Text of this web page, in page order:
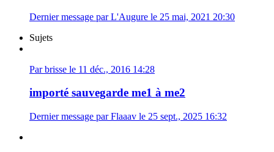
Dernier message par L'Augure le 25 mai, 2021 20:30
Sujets
Par brisse le 11 déc., 2016 14:28
importé sauvegarde me1 à me2
Dernier message par Flaaav le 25 sept., 2025 16:32